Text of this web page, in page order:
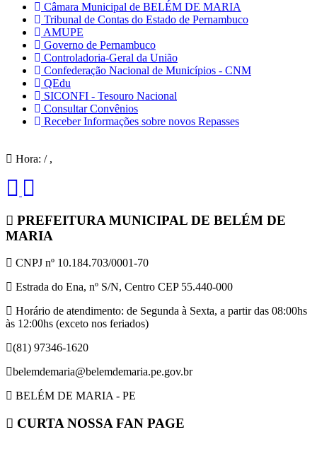
Câmara Municipal de BELÉM DE MARIA
Tribunal de Contas do Estado de Pernambuco
AMUPE
Governo de Pernambuco
Controladoria-Geral da União
Confederação Nacional de Municípios - CNM
QEdu
SICONFI - Tesouro Nacional
Consultar Convênios
Receber Informações sobre novos Repasses
Hora: / ,
PREFEITURA MUNICIPAL DE BELÉM DE
MARIA
CNPJ nº 10.184.703/0001-70
Estrada do Ena, nº S/N, Centro CEP 55.440-000
Horário de atendimento: de Segunda à Sexta, a partir das 08:00hs
às 12:00hs (exceto nos feriados)
(81) 97346-1620
belemdemaria@belemdemaria.pe.gov.br
BELÉM DE MARIA - PE
CURTA NOSSA FAN PAGE